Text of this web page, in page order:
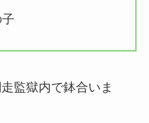
監獄内で鉢合いま